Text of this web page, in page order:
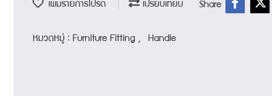
เพิ่มรายการโปรด เปรียบเทียบ Share
หมวดหมู่ : Furniture Fitting , Handle